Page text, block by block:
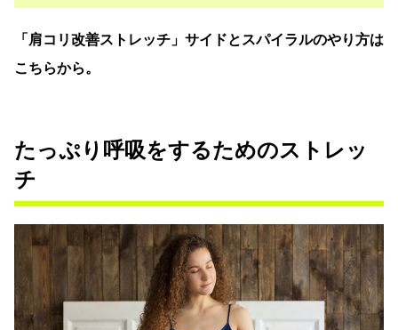
「肩コリ改善ストレッチ」サイドとスパイラルのやり方は
こちらから。
たっぷり呼吸をするためのストレッ
チ